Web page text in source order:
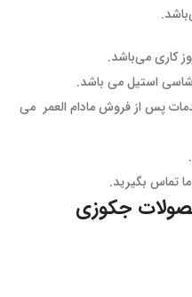
گارانتی و خدمات پس از فروش مادام العمر می
تماس بگیرید.
جکوزی